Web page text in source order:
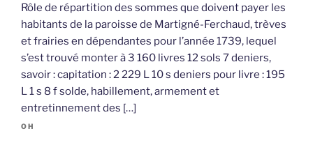
Rôle de répartition des sommes que doivent payer les
habitants de la paroisse de Martigné-Ferchaud, trèves
et frairies en dépendantes pour l’année 1739, lequel
s’est trouvé monter à 3 160 livres 12 sols 7 deniers,
savoir : capitation : 2 229 L 10 s deniers pour livre : 195
L 1 s 8 f solde, habillement, armement et
entretinnement des […]
OH